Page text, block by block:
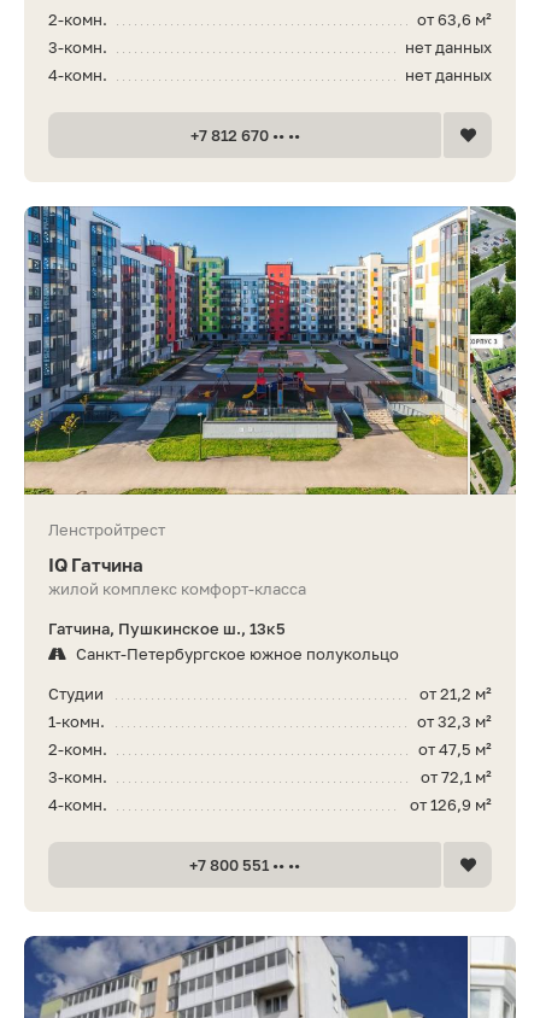
от 63,6 м²
2-комн.
нет данных
3-комн.
нет данных
4-комн.
+7 812 670 •• ••
Ленстройтрест
IQ Гатчина
жилой комплекс комфорт-класса
Гатчина, Пушкинское ш., 13к5
Санкт-Петербургское южное полукольцо
от 21,2 м²
Студии
от 32,3 м²
1-комн.
от 47,5 м²
2-комн.
от 72,1 м²
3-комн.
от 126,9 м²
4-комн.
+7 800 551 •• ••